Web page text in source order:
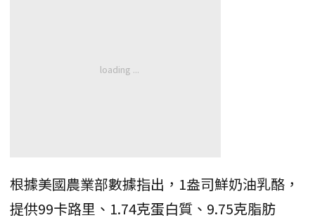
根據美國農業部數據指出，1盎司鮮奶油乳酪，
提供99卡路里、1.74克蛋白質、9.75克脂肪